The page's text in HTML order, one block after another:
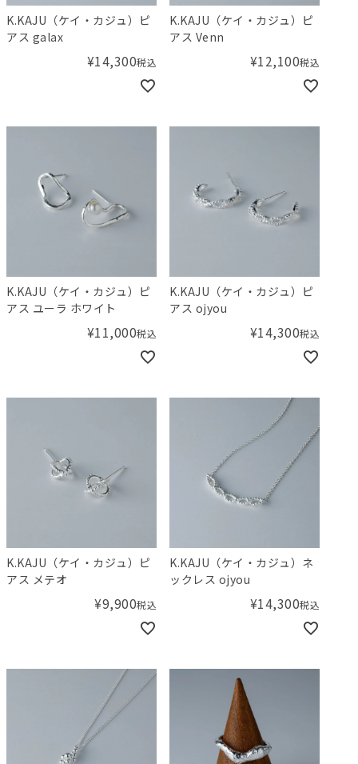
K.KAJU（ケイ・カジュ）ピ
アス galax
¥14,300税込
K.KAJU（ケイ・カジュ）ピ
アス Venn
¥12,100税込
K.KAJU（ケイ・カジュ）ピ
アス ユーラ ホワイト
¥11,000税込
K.KAJU（ケイ・カジュ）ピ
アス ojyou
¥14,300税込
K.KAJU（ケイ・カジュ）ピ
アス メテオ
¥9,900税込
K.KAJU（ケイ・カジュ）ネ
ックレス ojyou
¥14,300税込